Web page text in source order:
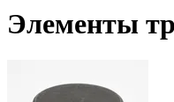
Элементы